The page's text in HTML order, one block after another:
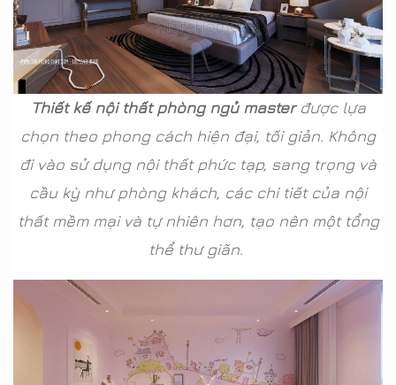
Thiết kế nội thất phòng ngủ masterđược lựa
chọn theo phong cách hiện đại, tối giản. Không
đi vào sử dụng nội thất phức tạp, sang trọng và
cầu kỳ như phòng khách, các chi tiết của nội
thất mềm mại và tự nhiên hơn, tạo nên một tổng
thể thư giãn.